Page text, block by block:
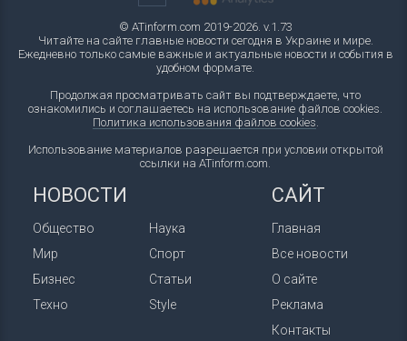
© ATinform.com 2019-2026. v.1.73
Читайте на сайте главные новости сегодня в Украине и мире.
Ежедневно только самые важные и актуальные новости и события в
удобном формате.
Продолжая просматривать сайт вы подтверждаете, что
ознакомились и соглашаетесь на использование файлов cookies.
Политика использования файлов cookies
Использование материалов разрешается при условии открытой
ссылки на ATinform.com.
НОВОСТИ
Общество
Мир
Бизнес
Техно
Наука
Спорт
Статьи
Style
САЙТ
Главная
Все новости
О сайте
Реклама
Контакты